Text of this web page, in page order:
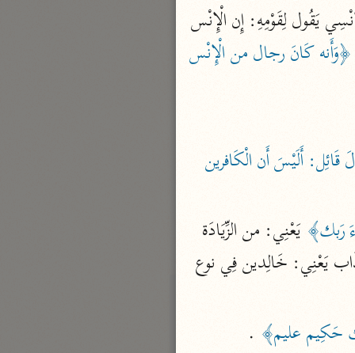
نحو مجلد
تيسير الكريم الرحمن
أبو بكر الجزائري (١٤٣٩ هـ)
نحو ٣ مجلدات
شركة الخبرات الذكية
نحو ٣ مجلدات
نحو ١٥ مجلدًا
وَهَذَا استمتاع الْإِنْس بالجن، وَأما استمتاع الْجِنّ بالإنس: أَن ذَلِك الجني الَّذِي تعوذ بِهِ الْإِنْسِي يَقُول لِقَوْمِهِ: إِن الْإِنْس
﴿وَأَنه كَانَ رجال من الْإِنْس
رَبك﴾
حَكِيم عليم﴾ .